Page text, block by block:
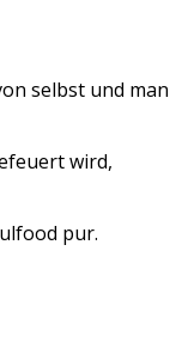
selbst und man
wird,
pur.